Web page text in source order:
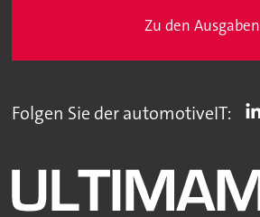
Zu den Ausgaben
Folgen Sie der automotiveIT: